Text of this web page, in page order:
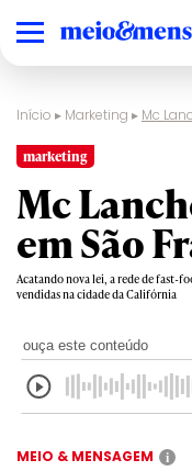
Início ▸ Marketing ▸ Mc
marketing
Mc
em São
Acatando nova lei, a rede de fast-
vendidas na cidade da Califórnia
ouça este conteúdo
MEIO & MENSAGEM i